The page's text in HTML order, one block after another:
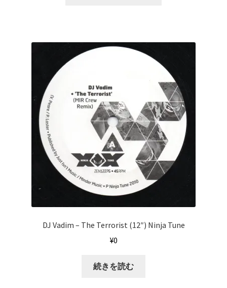
DJ Vadim ‎– The Terrorist (12″) Ninja Tune
¥0
続きを読む